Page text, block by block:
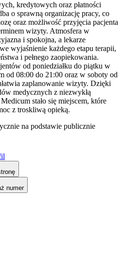
kredytowych oraz płatności
o sprawną organizację pracy, co
oraz możliwość przyjęcia pacjenta
wizyty. Atmosfera w
i spokojna, a lekarze
wyjaśnienie każdego etapu terapii,
i pełnego zaopiekowania.
od poniedziałku do piątku w
od 08:00 do 21:00 oraz w soboty od
zaplanowanie wizyty. Dzięki
medycznych z niezwykłą
stało się miejscem, które
z troskliwą opieką.
na podstawie publicznie
numer